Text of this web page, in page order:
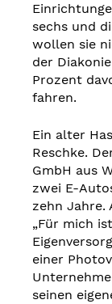
sechs und
wollen sie
der
Prozent
fahren.
Ein alter
Reschke.
GmbH aus
zwei E-
zehn Jahre.
„Für mich
einer
seinen